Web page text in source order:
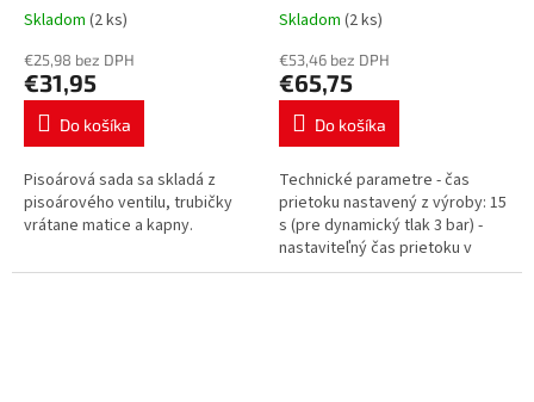
Skladom (2 ks)
€25,98 bez DPH
€31,95
Do košíka
Pisoárová sada sa skladá z
pisoárového ventilu, trubičky
vrátane matice a kapny.
Skladom (2 ks)
€53,46 bez DPH
€65,75
Do košíka
Technické parametre - čas
prietoku nastavený z výroby: 15
s (pre dynamický tlak 3 bar) -
nastaviteľný čas prietoku v
rozsahu: 10 - 20 s. (pre